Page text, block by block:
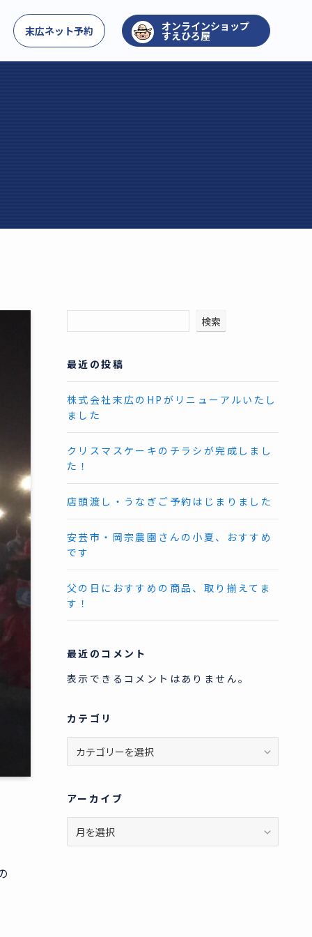
問い合わせ
末広ネット予約 すえひろ屋
検索
最近の投稿
株式会社末広のHPがリニューアルいたし
ました
クリスマスケーキのチラシが完成しまし
た！
店頭渡し・うなぎご予約はじまりました
安芸市・岡宗農園さんの小夏、おすすめ
です
父の日におすすめの商品、取り揃えてま
す！
最近のコメント
表示できるコメントはありません。
カテゴリ
テ
アーカイブ
ー